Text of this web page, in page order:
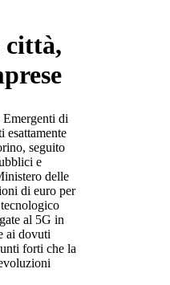
città,
di
esattamente
seguito
e
delle
di euro per
al 5G in
ai dovuti
forti che la